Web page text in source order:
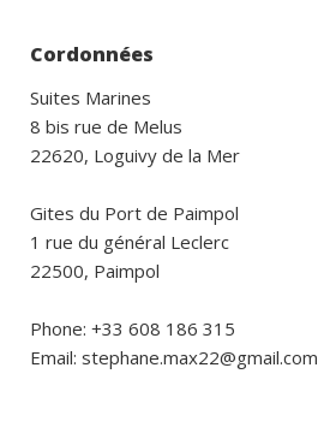
Cordonnées
Suites Marines
8 bis rue de Melus
22620, Loguivy de la Mer
Gites du Port de Paimpol
1 rue du général Leclerc
22500, Paimpol
Phone: +33 608 186 315
Email: stephane.max22@gmail.com